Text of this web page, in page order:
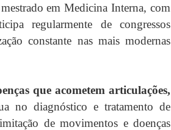
em Medicina Interna, com
regularmente de congressos
constante nas mais modernas
que acometem articulações,
no diagnóstico e tratamento de
de movimentos e doenças